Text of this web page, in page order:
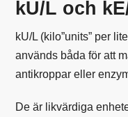
kU/L och
kU/L (kilo”units” per
används båda för att
antikroppar eller
De är likvärdiga